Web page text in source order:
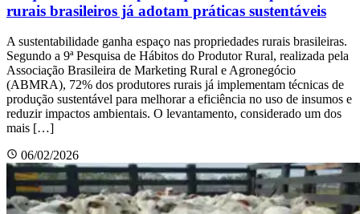
rurais brasileiros já adotam práticas sustentáveis
A sustentabilidade ganha espaço nas propriedades rurais brasileiras.
Segundo a 9ª Pesquisa de Hábitos do Produtor Rural, realizada pela
Associação Brasileira de Marketing Rural e Agronegócio
(ABMRA), 72% dos produtores rurais já implementam técnicas de
produção sustentável para melhorar a eficiência no uso de insumos e
reduzir impactos ambientais. O levantamento, considerado um dos
mais […]
06/02/2026